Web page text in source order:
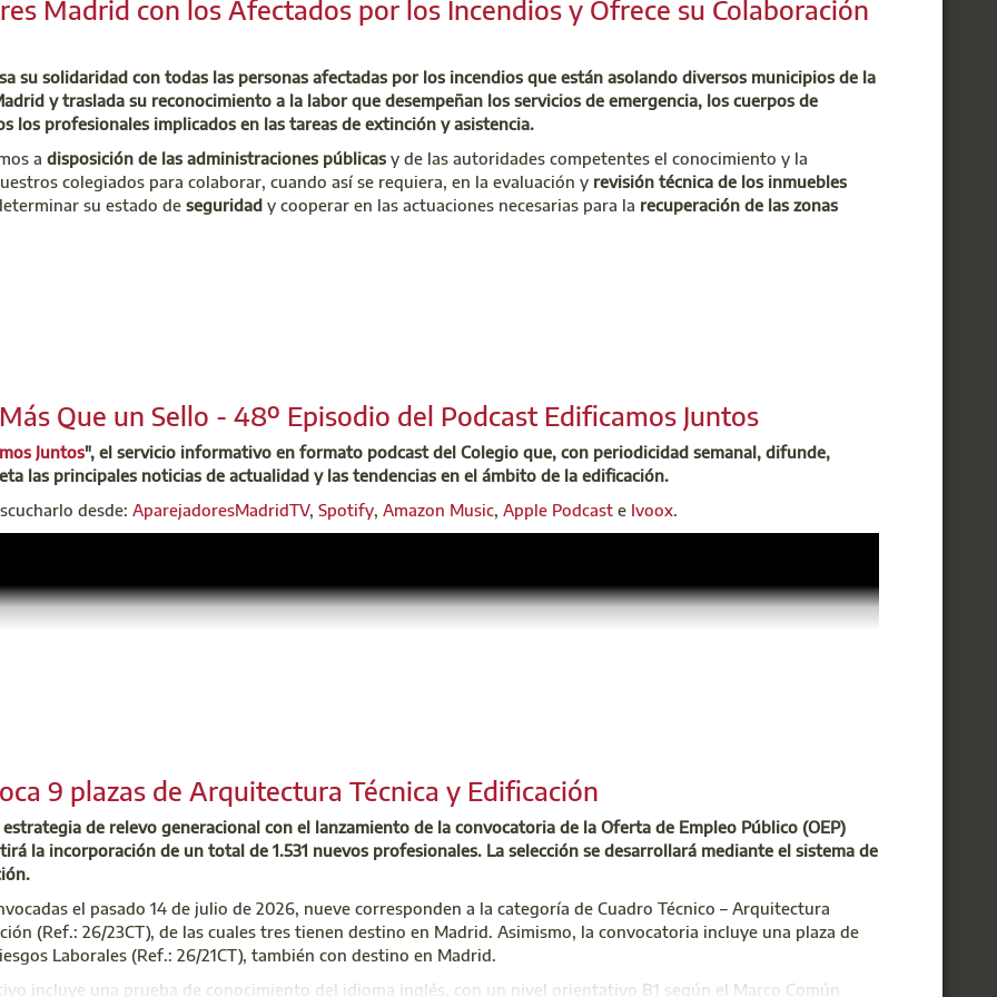
el protocolo de actuación y el modelo de informe que deberá emplear.
las primeras solicitudes puedan comenzar a realizarse a lo largo de la próxima semana.
y dada la urgencia de la situación, la Comunidad de Madrid aún no ha definido el procedimiento relativo a
incluyendo una posible compensación económica.
y manutención derivados de su intervención.
se plantea comouna iniciativa de colaboración y solidaridad para contribuir a la recuperación de las zonas
a las personas
45 00
Madrid con los Afectados por los Incendios y Ofrece su Colaboración
su solidaridad con todas las personas afectadas por los incendios que están asolando diversos municipios de la
y traslada su reconocimiento a la labor que desempeñan los servicios de emergencia, los cuerpos de
los profesionales implicados en las tareas de extinción y asistencia.
a disposición de las administraciones públicasy de las autoridades competentes el conocimiento y la
colegiados para colaborar, cuando así se requiera, en la evaluación y revisión técnica de los inmuebles
su estado de seguridady cooperar en las actuaciones necesarias para la recuperación de las zonas
estos momentos, estamos a la espera de conocer las necesidades y requerimientos que puedan trasladar las
públicas y las autoridades competentes. Por el momento, no es necesario realizar ninguna acción.
Que un Sello - 48º Episodio del Podcast Edificamos Juntos
Juntos", el servicio informativo en formato podcast del Colegio que, con periodicidad semanal, difunde,
las principales noticias de actualidad y las tendencias en el ámbito de la edificación.
desde: AparejadoresMadridTV, Spotify, Amazon Music, Apple Podcaste Ivoox.
9 plazas de Arquitectura Técnica y Edificación
de relevo generacional con el lanzamiento de la convocatoria de la Oferta de Empleo Público (OEP)
la incorporación de un total de 1.531 nuevos profesionales. La selección se desarrollará mediante el sistema de
el pasado 14 de julio de 2026, nueve corresponden a la categoría de Cuadro Técnico – Arquitectura
(Ref.: 26/23CT), de las cuales tres tienen destino en Madrid. Asimismo, la convocatoria incluye una plaza de
Laborales (Ref.: 26/21CT), también con destino en Madrid.
incluye una prueba de conocimiento del idioma inglés, con un nivel orientativo B1 según el Marco Común